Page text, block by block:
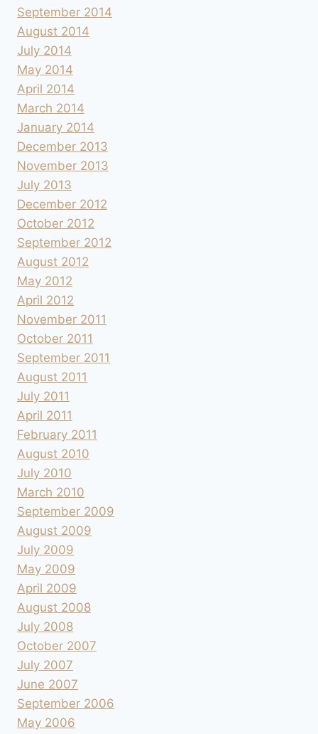
September 2014
August 2014
July 2014
May 2014
April 2014
March 2014
January 2014
December 2013
November 2013
July 2013
December 2012
October 2012
September 2012
August 2012
May 2012
April 2012
November 2011
October 2011
September 2011
August 2011
July 2011
April 2011
February 2011
August 2010
July 2010
March 2010
September 2009
August 2009
July 2009
May 2009
April 2009
August 2008
July 2008
October 2007
July 2007
June 2007
September 2006
May 2006